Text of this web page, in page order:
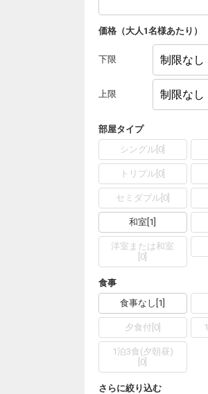
価格（大人1名様あたり）
下限
上限
部屋タイプ
シングル 0
トリプル 0
セミダブル[ 0]
和室 1
洋室または和室
0
食事
食事なし 1
夕食付 0]
1泊3食(夕朝昼)
0
さらに絞り込む